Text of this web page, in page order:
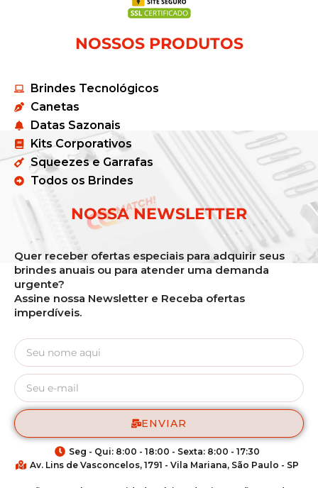
NOSSOS PRODUTOS
Brindes Tecnológicos
Canetas
Datas Sazonais
Kits Corporativos
Squeezes e Garrafas
Todos os Brindes
NOSSA NEWSLETTER
Quer receber ofertas especiais para adquirir seus
brindes anuais ou para atender uma demanda
urgente?
Assine nossa Newsletter e Receba ofertas
imperdíveis.
ENVIAR
Seg - Qui: 8:00 - 18:00 - Sexta: 8:00 - 17:30
Av. Lins de Vasconcelos, 1791 - Vila Mariana, São Paulo - SP